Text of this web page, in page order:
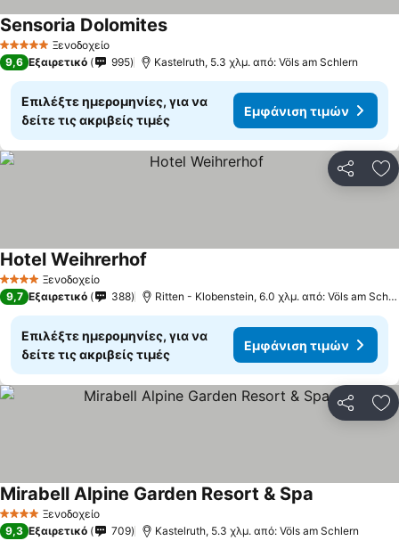
5 Αστέρια Ξενοδοχείο
Sensoria Dolomites
9,6 Εξαιρετικό 995 Kastelruth, 5.3 χλμ. από: Völs am Schlern
Επιλέξτε ημερομηνίες, για να
δείτε τις ακριβείς τιμές
Εμφάνιση τιμών
4 ΑστέριαΞενοδοχείο
Hotel Weihrerhof
9,7 Εξαιρετικό 388 Ritten - Klobenstein, 6.0 χλμ. από: Völs am Schlern
Επιλέξτε ημερομηνίες, για να
δείτε τις ακριβείς τιμές
Εμφάνιση τιμών
4 ΑστέριαΞενοδοχείο
Mirabell Alpine Garden Resort & Spa
9,3 Εξαιρετικό 709 Kastelruth, 5.3 χλμ. από: Völs am Schlern